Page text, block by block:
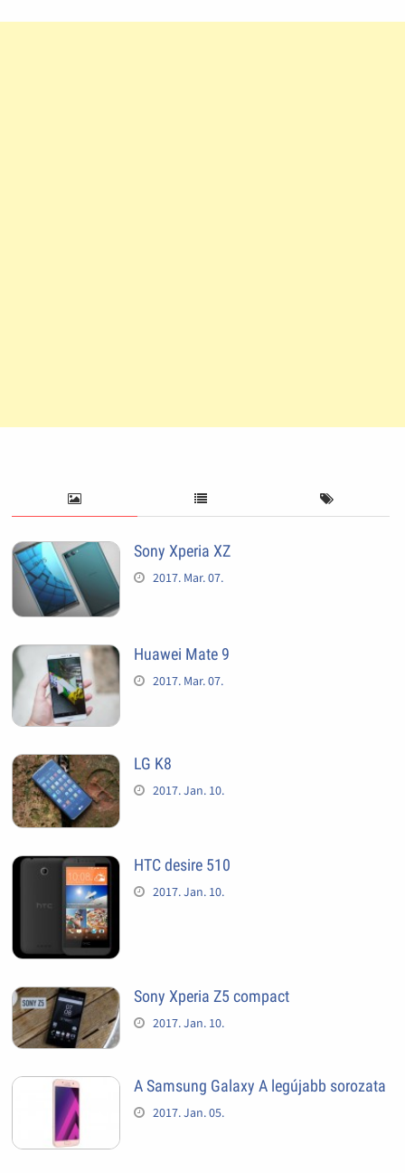
Sony Xperia XZ
2017. Mar. 07.
Huawei Mate 9
2017. Mar. 07.
LG K8
2017. Jan. 10.
HTC desire 510
2017. Jan. 10.
Sony Xperia Z5 compact
2017. Jan. 10.
A Samsung Galaxy A legújabb sorozata
2017. Jan. 05.